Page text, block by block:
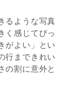
るような写真
く感じてびっ
がよい」とい
行まできれい
の割に意外と